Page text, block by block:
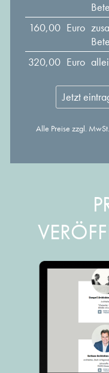
160,00 Euro
320,00 Euro
Jetzt
Alle Preise zzgl.